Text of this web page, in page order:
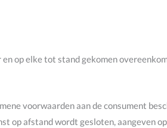
op elke tot stand gekomen
voorwaarden aan de consument
op afstand wordt gesloten, aangeven